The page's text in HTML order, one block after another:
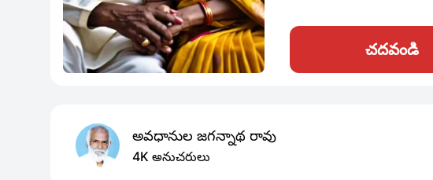
చదవండి
అవధానుల జగన్నాథ రావు
4K అనుచరులు